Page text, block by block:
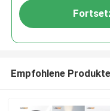
Empfohlene Produkte